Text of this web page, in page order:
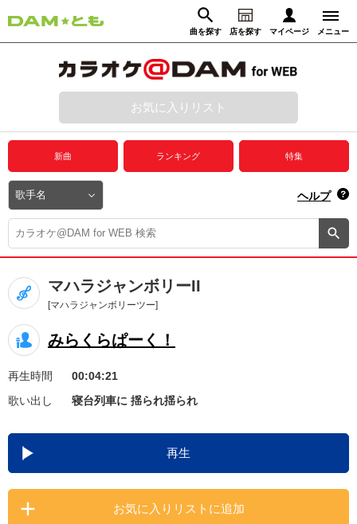
曲を探す 店を探す マイページ メニュー
動画からさがす 録音からさがす
ログイン
プレミアムサービス
DAM★とも動画
DAM★とも録音
カラオケ＠DAM
ユーザー検索
キャンペーン
お知らせ よくあるご質問
DAMの新曲・ランキングなど
カラオケ最新情報をチェック！
お気に入りリスト
新曲 ランキング 特集
ヘルプ
マハラジャンボリーII
[マハラジャンボリーツー]
みらくらぱーく！
再生時間
00:04:21
歌い出し
寝台列車に 揺られ揺られ
再生
お気に入りリストに追加